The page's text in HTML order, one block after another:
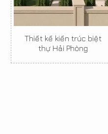
Thiết kế kiến trúc biệt
thự Hải Phòng